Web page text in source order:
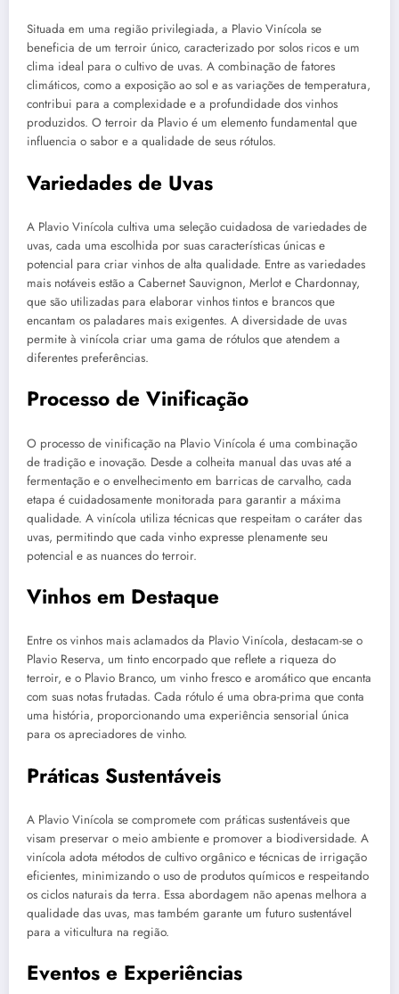
Situada em uma região privilegiada, a Plavio Vinícola se
beneficia de um terroir único, caracterizado por solos ricos e um
clima ideal para o cultivo de uvas. A combinação de fatores
climáticos, como a exposição ao sol e as variações de temperatura,
contribui para a complexidade e a profundidade dos vinhos
produzidos. O terroir da Plavio é um elemento fundamental que
influencia o sabor e a qualidade de seus rótulos.
Variedades de Uvas
A Plavio Vinícola cultiva uma seleção cuidadosa de variedades de
uvas, cada uma escolhida por suas características únicas e
potencial para criar vinhos de alta qualidade. Entre as variedades
mais notáveis estão a Cabernet Sauvignon, Merlot e Chardonnay,
que são utilizadas para elaborar vinhos tintos e brancos que
encantam os paladares mais exigentes. A diversidade de uvas
permite à vinícola criar uma gama de rótulos que atendem a
diferentes preferências.
Processo de Vinificação
O processo de vinificação na Plavio Vinícola é uma combinação
de tradição e inovação. Desde a colheita manual das uvas até a
fermentação e o envelhecimento em barricas de carvalho, cada
etapa é cuidadosamente monitorada para garantir a máxima
qualidade. A vinícola utiliza técnicas que respeitam o caráter das
uvas, permitindo que cada vinho expresse plenamente seu
potencial e as nuances do terroir.
Vinhos em Destaque
Entre os vinhos mais aclamados da Plavio Vinícola, destacam-se o
Plavio Reserva, um tinto encorpado que reflete a riqueza do
terroir, e o Plavio Branco, um vinho fresco e aromático que encanta
com suas notas frutadas. Cada rótulo é uma obra-prima que conta
uma história, proporcionando uma experiência sensorial única
para os apreciadores de vinho.
Práticas Sustentáveis
A Plavio Vinícola se compromete com práticas sustentáveis que
visam preservar o meio ambiente e promover a biodiversidade. A
vinícola adota métodos de cultivo orgânico e técnicas de irrigação
eficientes, minimizando o uso de produtos químicos e respeitando
os ciclos naturais da terra. Essa abordagem não apenas melhora a
qualidade das uvas, mas também garante um futuro sustentável
para a viticultura na região.
Eventos e Experiências